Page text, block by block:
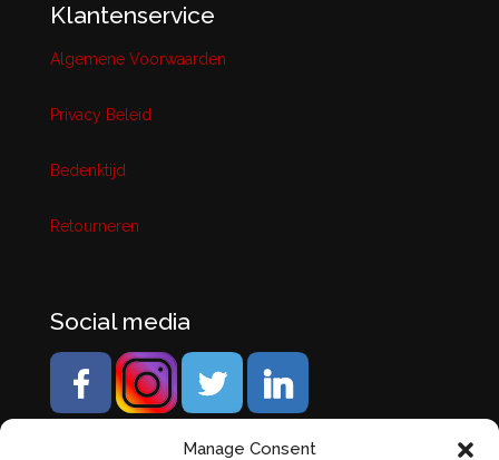
Manage Consent
Klantenservice
Algemene Voorwaarden
Privacy Beleid
Bedenktijd
Retourneren
Social media